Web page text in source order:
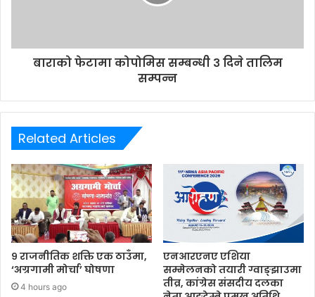
बाराको फेटामा कोपोमिस सम्बन्धी ३ दिने तालिम
सम्पन्न
Related Articles
९ राजनीतिक शक्ति एक ठाउँमा,
‘अग्रगामी मोर्चा’ घोषणा
4 hours ago
एनआरएनए एशिया
सम्मेलनको तयारी ग्वाङ्झाउमा
तीव्र, कांग्रेस संसदीय दलका